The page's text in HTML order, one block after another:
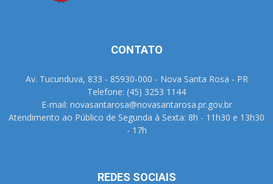
CONTATO
Av. Tucunduva, 833 - 85930-000 - Nova Santa Rosa - PR
Telefone: (45) 3253 1144
E-mail: novasantarosa@novasantarosa.pr.gov.br
Atendimento ao Público de Segunda à Sexta: 8h - 11h30 e 13h30
- 17h
REDES SOCIAIS